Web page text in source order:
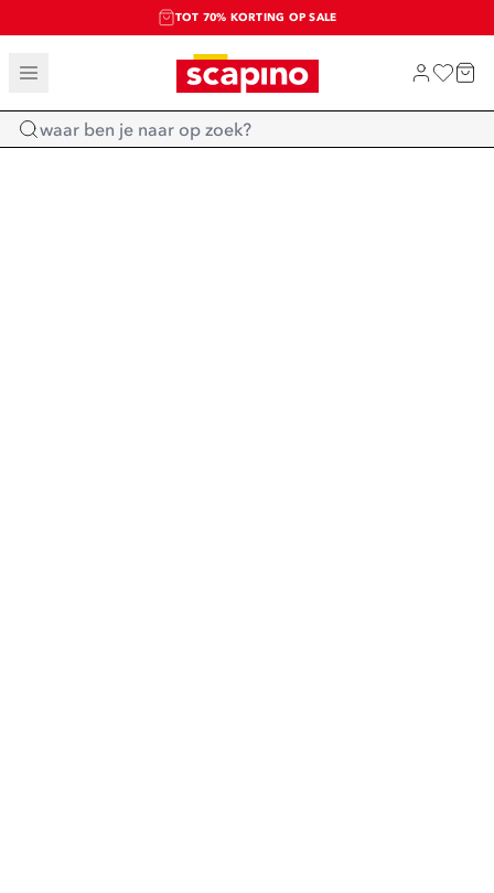
TOT 70% KORTING OP SALE
SALE: LAATSTE KANS!
SHOP NIEUW
Home